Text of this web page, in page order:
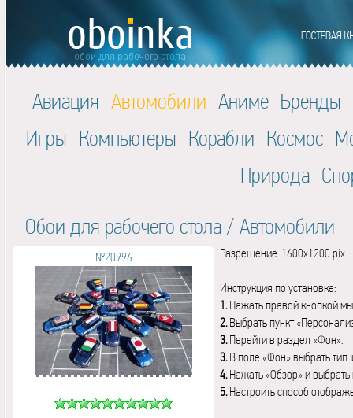
Авиация Автомобили Аниме Бренды
Игры Компьютеры Корабли Космос
Природа
Обои для рабочего стола / Автомобили
№20996 Разрешение: 1600x1200 pix
Инструкция по установке:
1.Нажать правой кнопкой
2.Выбрать пункт
3.Перейти в раздел «Фон».
3.В поле «Фон» выбрать
4.Нажать «Обзор» и выбрать
5.Настроить способ